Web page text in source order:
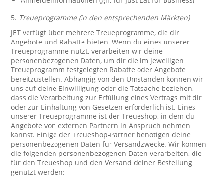
5. Treueprogramme (in den entsprechenden Märkten)
JET verfügt über mehrere Treueprogramme, die dir
Angebote und Rabatte bieten. Wenn du eines unserer
Treueprogramme nutzt, verarbeiten wir deine
personenbezogenen Daten, um dir die im jeweiligen
Treueprogramm festgelegten Rabatte oder Angebote
bereitzustellen. Abhängig von den Umständen können wir
uns auf deine Einwilligung oder die Tatsache beziehen,
dass die Verarbeitung zur Erfüllung eines Vertrags mit dir
oder zur Einhaltung von Gesetzen erforderlich ist. Eines
unserer Treueprogramme ist der Treueshop, in dem du
Angebote von externen Partnern in Anspruch nehmen
kannst. Einige der Treueshop-Partner benötigen deine
personenbezogenen Daten für Versandzwecke. Wir können
die folgenden personenbezogenen Daten verarbeiten, die
für den Treueshop und den Versand deiner Bestellung
genutzt werden: